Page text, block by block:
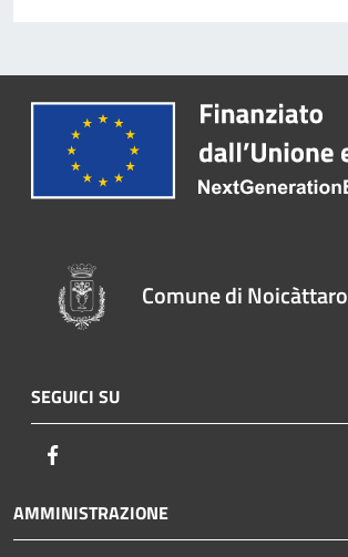
Comune di Noicàttaro
SEGUICI SU
AMMINISTRAZIONE